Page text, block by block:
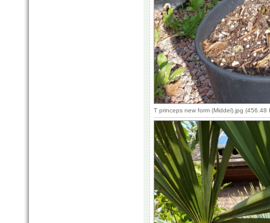
T princeps new form (Middel).jpg